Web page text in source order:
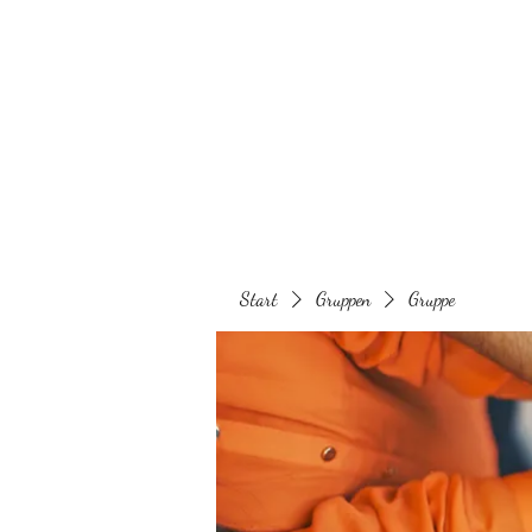
Start Gruppen Gruppe